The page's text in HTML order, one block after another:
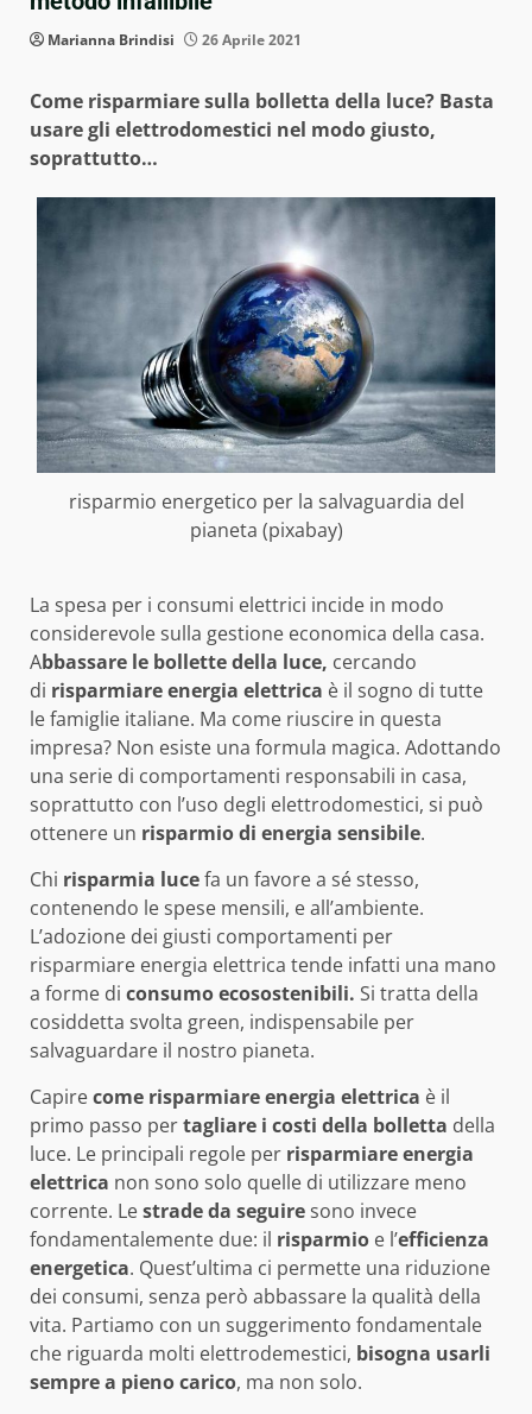
Marianna Brindisi 26 Aprile 2021
Come risparmiare sulla bolletta della luce? Basta
usare gli elettrodomestici nel modo giusto,
soprattutto…
risparmio energetico per la salvaguardia del
pianeta (pixabay)
La spesa per i consumi elettrici incide in modo
considerevole sulla gestione economica della casa.
Abbassare le bollette della luce, cercando
di risparmiare energia elettrica è il sogno di tutte
le famiglie italiane. Ma come riuscire in questa
impresa? Non esiste una formula magica. Adottando
una serie di comportamenti responsabili in casa,
soprattutto con l’uso degli elettrodomestici, si può
ottenere un risparmio di energia sensibile.
Chi risparmia lucefa un favore a sé stesso,
contenendo le spese mensili, e all’ambiente.
L’adozione dei giusti comportamenti per
risparmiare energia elettrica tende infatti una mano
a forme di consumo ecosostenibili. Si tratta della
cosiddetta svolta green, indispensabile per
salvaguardare il nostro pianeta.
Capirecome risparmiare energia elettrica è il
primo passo pertagliare i costi della bolletta della
luce. Le principali regole per risparmiare energia
elettrica non sono solo quelle di utilizzare meno
corrente. Lestrade da seguiresono invece
fondamentalemente due: il risparmio e l’efficienza
energetica. Quest’ultima ci permette una riduzione
dei consumi, senza però abbassare la qualità della
vita. Partiamo con un suggerimento fondamentale
che riguarda molti elettrodemestici, bisogna usarli
sempre a pieno carico, ma non solo.